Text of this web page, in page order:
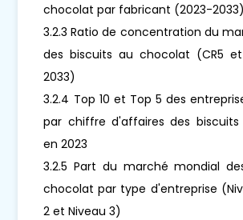
chocolat par fabricant (2023-2033)
3.2.3 Ratio de concentration du
des biscuits au chocolat (CR5
2033)
3.2.4 Top 10 et Top 5 des
par chiffre d'affaires des
en 2023
3.2.5 Part du marché mondial
chocolat par type d'entreprise
2 et Niveau 3)